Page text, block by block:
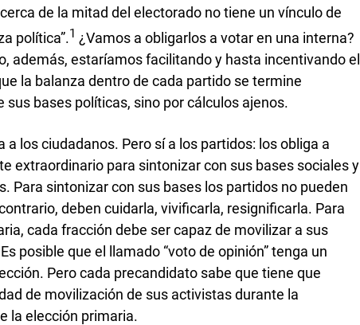
de la mitad del electorado no tiene un vínculo de
política”.1 ¿Vamos a obligarlos a votar en una interna?
además, estaríamos facilitando y hasta incentivando el
la balanza dentro de cada partido se termine
sus bases políticas, sino por cálculos ajenos.
a los ciudadanos. Pero sí a los partidos: los obliga a
extraordinario para sintonizar con sus bases sociales y
Para sintonizar con sus bases los partidos no pueden
deben cuidarla, vivificarla, resignificarla. Para
cada fracción debe ser capaz de movilizar a sus
posible que el llamado “voto de opinión” tenga un
Pero cada precandidato sabe que tiene que
de movilización de sus activistas durante la
la elección primaria.